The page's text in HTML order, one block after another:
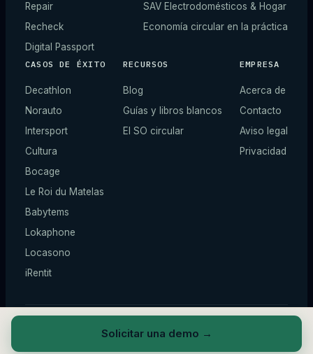
Repair
Recheck
Digital Passport
SAV Electrodomésticos & Hogar
Economía circular en la práctica
CASOS DE ÉXITO
Decathlon
Norauto
Intersport
Cultura
Bocage
Le Roi du Matelas
Babytems
Lokaphone
Locasono
iRentit
RECURSOS
Blog
Guías y libros blancos
El SO circular
EMPRESA
Acerca de
Contacto
Aviso legal
Privacidad
Todos los derechos reservados.
Solicitar una demo →